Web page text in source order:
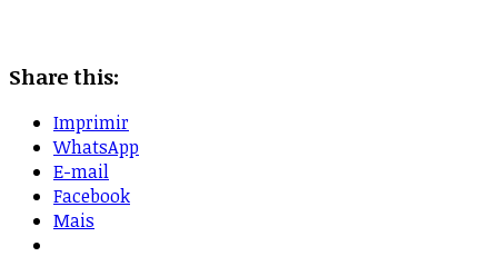
Share this:
Imprimir
WhatsApp
E-mail
Facebook
Mais